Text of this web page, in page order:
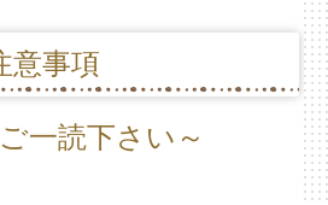
意事項
一読下さい～